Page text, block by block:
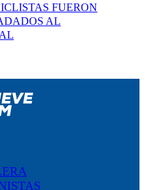
FUERON
AL